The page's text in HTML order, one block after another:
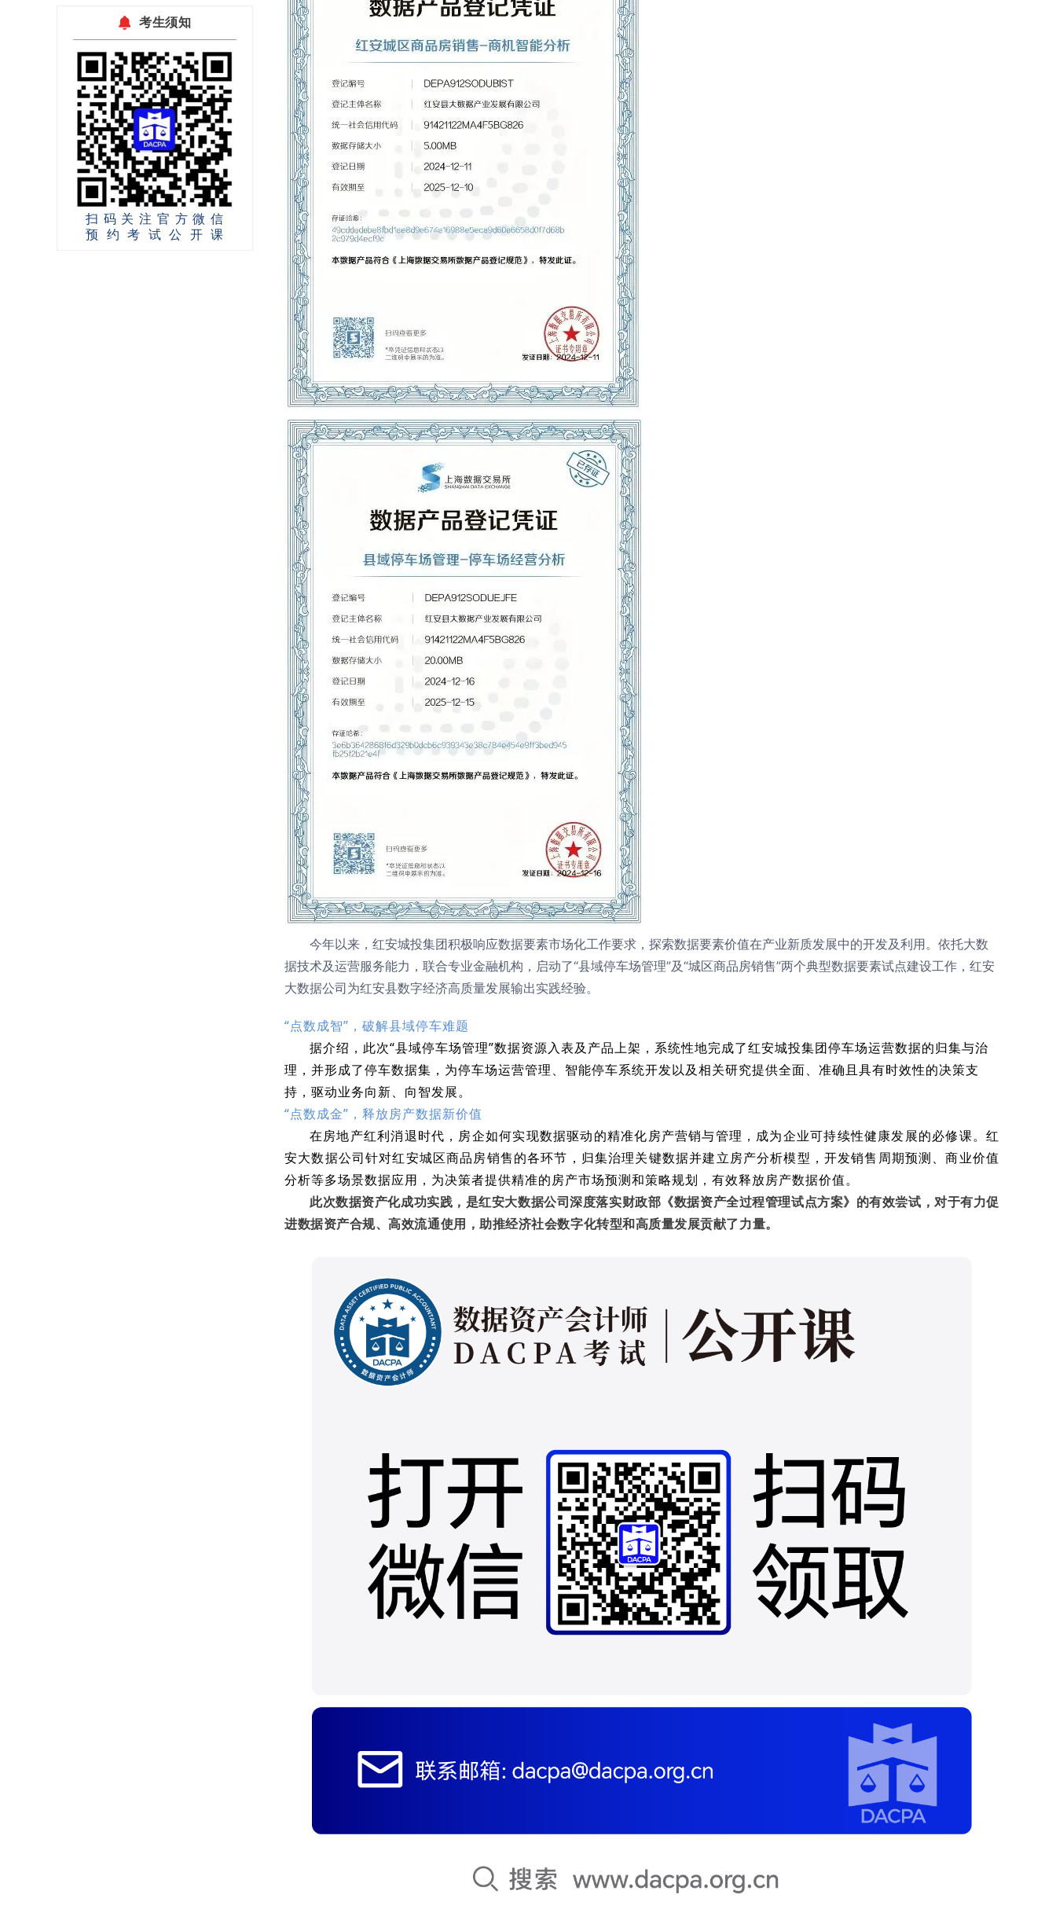
考生须知
扫码关注官方微信
预约考试公开课
今年以来，红安城投集团积极响应数据要素市场化工作要求，探索数据要素价值在产业新质发展中的开发及利用。依托大数
据技术及运营服务能力，联合专业金融机构，启动了“县域停车场管理”及“城区商品房销售”两个典型数据要素试点建设工作，红安
大数据公司为红安县数字经济高质量发展输出实践经验。
“点数成智”，破解县域停车难题
据介绍，此次“县域停车场管理”数据资源入表及产品上架，系统性地完成了红安城投集团停车场运营数据的归集与治
理，并形成了停车数据集，为停车场运营管理、智能停车系统开发以及相关研究提供全面、准确且具有时效性的决策支
持，驱动业务向新、向智发展。
“点数成金”，释放房产数据新价值
在房地产红利消退时代，房企如何实现数据驱动的精准化房产营销与管理，成为企业可持续性健康发展的必修课。红
安大数据公司针对红安城区商品房销售的各环节，归集治理关键数据并建立房产分析模型，开发销售周期预测、商业价值
分析等多场景数据应用，为决策者提供精准的房产市场预测和策略规划，有效释放房产数据价值。
此次数据资产化成功实践，是红安大数据公司深度落实财政部《数据资产全过程管理试点方案》的有效尝试，对于有力促
进数据资产合规、高效流通使用，助推经济社会数字化转型和高质量发展贡献了力量。